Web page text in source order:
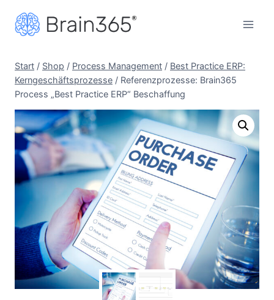
Inhalt
Start / Shop / Process Management / Best Practice ERP:
Kerngeschäftsprozesse / Referenzprozesse: Brain365
Process „Best Practice ERP“ Beschaffung